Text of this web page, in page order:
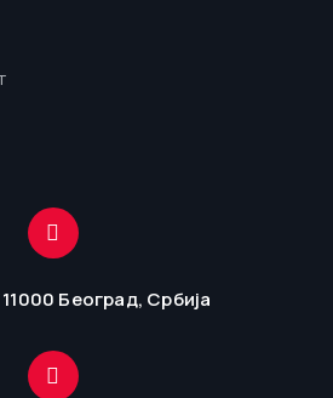
Београд, Србија